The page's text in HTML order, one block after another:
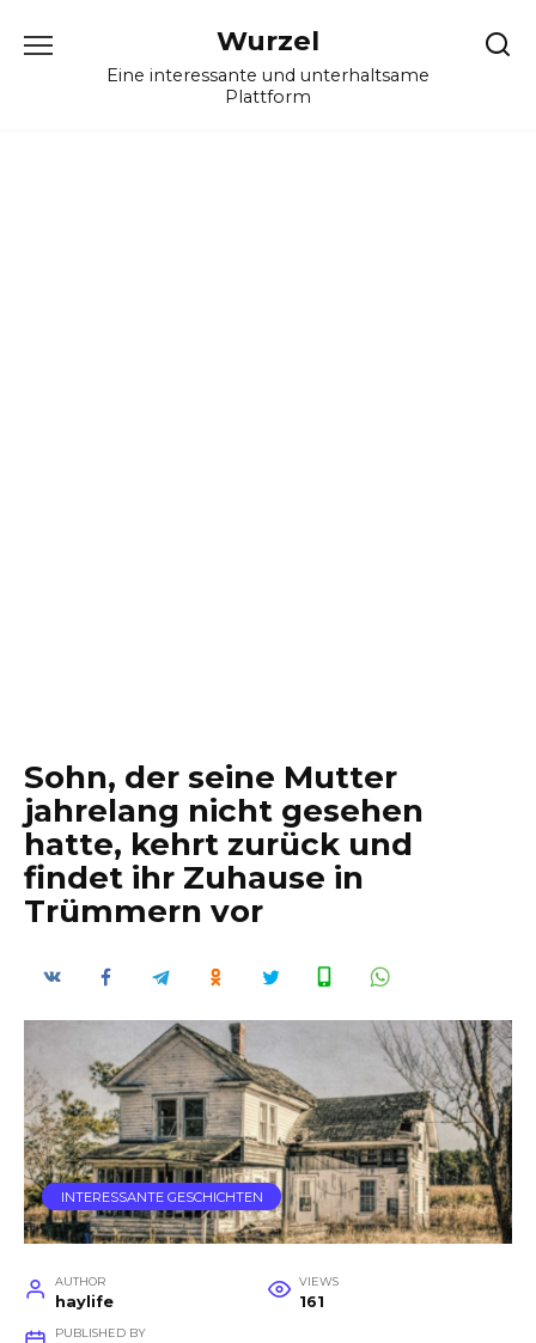
Wurzel
Eine interessante und unterhaltsame
Plattform
Sohn, der seine Mutter
jahrelang nicht gesehen
hatte, kehrt zurück und
findet ihr Zuhause in
Trümmern vor
INTERESSANTE GESCHICHTEN
AUTHOR
haylife
VIEWS
161
PUBLISHED BY